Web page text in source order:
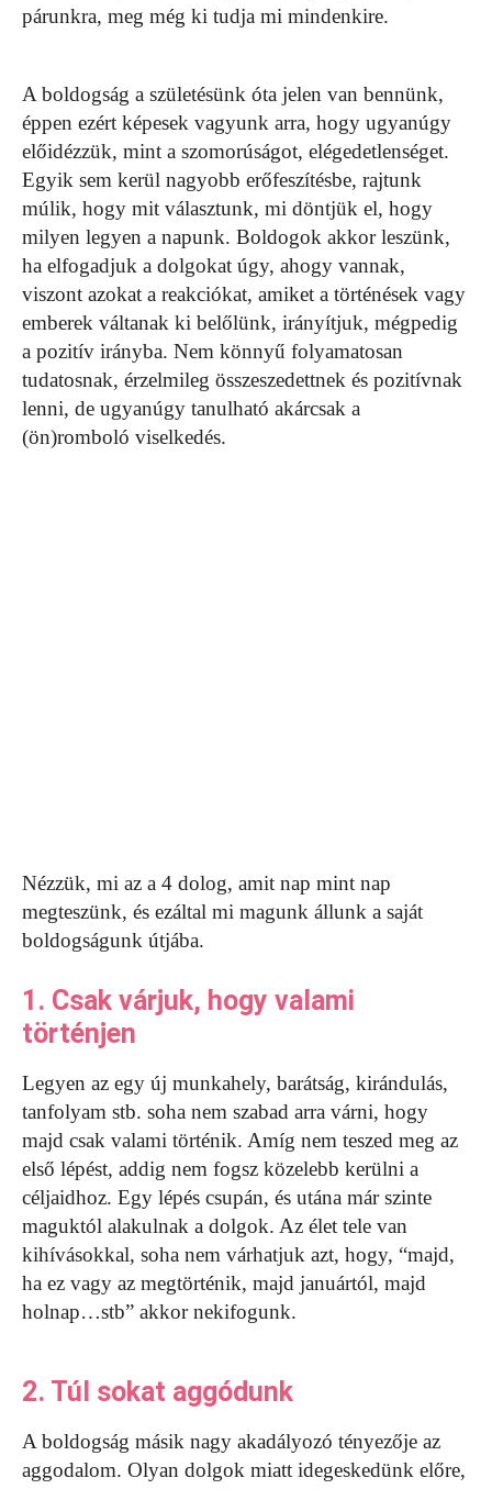
párunkra, meg még ki tudja mi mindenkire.
A boldogság a születésünk óta jelen van bennünk,
éppen ezért képesek vagyunk arra, hogy ugyanúgy
előidézzük, mint a szomorúságot, elégedetlenséget.
Egyik sem kerül nagyobb erőfeszítésbe, rajtunk
múlik, hogy mit választunk, mi döntjük el, hogy
milyen legyen a napunk. Boldogok akkor leszünk,
ha elfogadjuk a dolgokat úgy, ahogy vannak,
viszont azokat a reakciókat, amiket a történések vagy
emberek váltanak ki belőlünk, irányítjuk, mégpedig
a pozitív irányba. Nem könnyű folyamatosan
tudatosnak, érzelmileg összeszedettnek és pozitívnak
lenni, de ugyanúgy tanulható akárcsak a
(ön)romboló viselkedés.
Nézzük, mi az a 4 dolog, amit nap mint nap
megteszünk, és ezáltal mi magunk állunk a saját
boldogságunk útjába.
1. Csak várjuk, hogy valami
történjen
Legyen az egy új munkahely, barátság, kirándulás,
tanfolyam stb. soha nem szabad arra várni, hogy
majd csak valami történik. Amíg nem teszed meg az
első lépést, addig nem fogsz közelebb kerülni a
céljaidhoz. Egy lépés csupán, és utána már szinte
maguktól alakulnak a dolgok. Az élet tele van
kihívásokkal, soha nem várhatjuk azt, hogy, “majd,
ha ez vagy az megtörténik, majd januártól, majd
holnap…stb” akkor nekifogunk.
2. Túl sokat aggódunk
A boldogság másik nagy akadályozó tényezője az
aggodalom. Olyan dolgok miatt idegeskedünk előre,